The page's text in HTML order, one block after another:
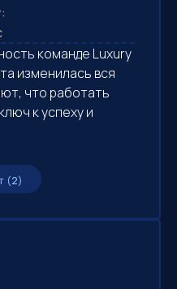
команде Luxury
изменилась вся
что работать
к успеху и
(2)